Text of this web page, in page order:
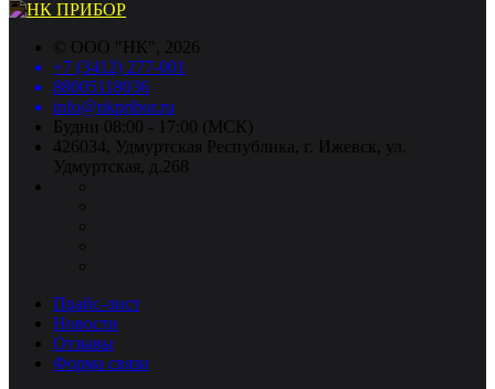
© ООО "НК", 2026
+7 (3412) 277-001
88005118036
info@nkpribor.ru
Будни 08:00 - 17:00 (МСК)
426034, Удмуртская Республика, г. Ижевск, ул.
Удмуртская, д.268
Прайс-лист
Новости
Отзывы
Форма связи